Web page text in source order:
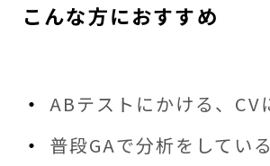
こんな方におすすめ
ABテストにかける、
普段GAで分析をしてい